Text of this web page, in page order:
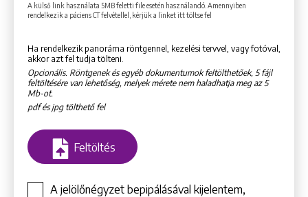
A külső link használata 5MB feletti file esetén használandó. Amennyiben
rendelkezik a páciens CT felvétellel, kérjük a linket itt töltse fel
Ha rendelkezik panoráma röntgennel, kezelési tervvel, vagy fotóval,
akkor azt fel tudja tölteni.
Opcionális. Röntgenek és egyéb dokumentumok feltölthetőek, 5 fájl
feltöltésére van lehetőség, melyek mérete nem haladhatja meg az 5
Mb-ot.
pdf és jpg tölthető fel
Feltöltés
A jelölőnégyzet bepipálásával kijelentem,